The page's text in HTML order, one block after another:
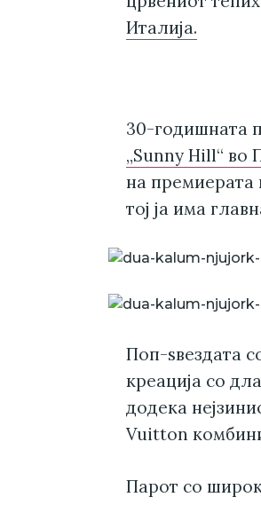
Италија.
30-годишната
„Sunny Hill“ во
на премиерата
тој ја има
Поп-ѕвездата
креација со
додека
Vuitton
Парот со